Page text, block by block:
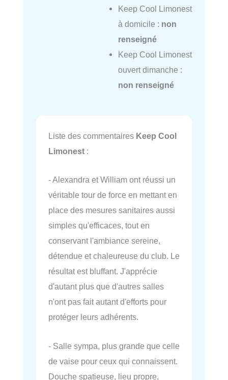
Keep Cool Limonest
à domicile : non
renseigné
Keep Cool Limonest
ouvert dimanche :
non renseigné
Liste des commentaires Keep Cool
Limonest :
- Alexandra et William ont réussi un
véritable tour de force en mettant en
place des mesures sanitaires aussi
simples qu'efficaces, tout en
conservant l'ambiance sereine,
détendue et chaleureuse du club. Le
résultat est bluffant. J'apprécie
d'autant plus que d'autres salles
n'ont pas fait autant d'efforts pour
protéger leurs adhérents.
- Salle sympa, plus grande que celle
de vaise pour ceux qui connaissent.
Douche spatieuse, lieu propre,